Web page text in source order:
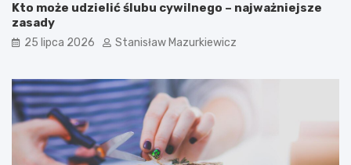
Kto może udzielić ślubu cywilnego – najważniejsze
zasady
25 lipca 2026 Stanisław Mazurkiewicz